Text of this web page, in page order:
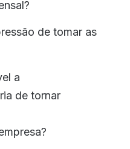
de tomar as
a
de tornar